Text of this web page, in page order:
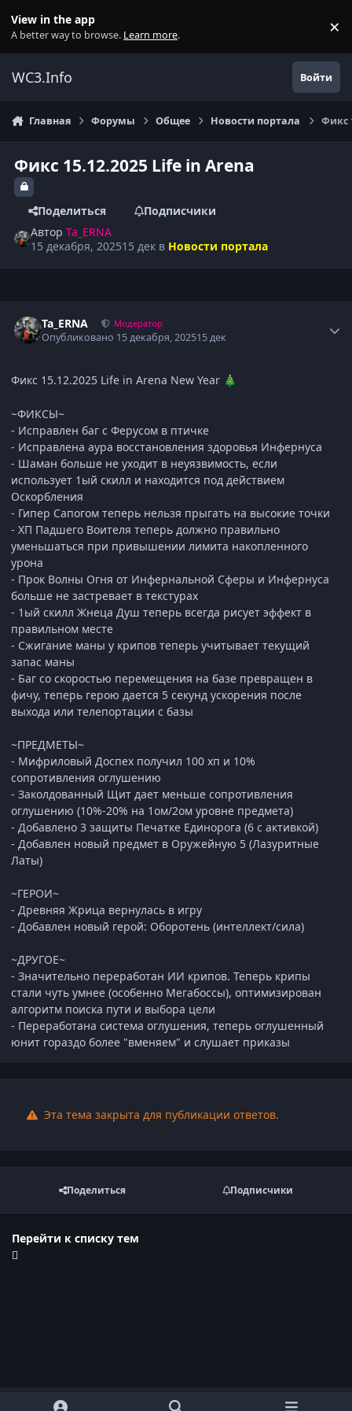
View in the app
A better way to browse. Learn more. ×
WC3.Info Войти
Главная Форумы Общее Новости портала Фикс
Фикс 15.12.2025 Life in Arena
Поделиться
Подписчики
АвторTa_ERNA
15 декабря, 202515 дек в Новости портала
Ta_ERNA Модератор
Опубликовано 15 декабря, 202515 дек
Фикс 15.12.2025 Life in Arena New Year 🎄
~ФИКСЫ~
- Исправлен баг с Ферусом в птичке
- Исправлена аура восстановления здоровья Инфернуса
- Шаман больше не уходит в неуязвимость, если
использует 1ый скилл и находится под действием
Оскорбления
- Гипер Сапогом теперь нельзя прыгать на высокие точки
- ХП Падшего Воителя теперь должно правильно
уменьшаться при привышении лимита накопленного
урона
- Прок Волны Огня от Инфернальной Сферы и Инфернуса
больше не застревает в текстурах
- 1ый скилл Жнеца Душ теперь всегда рисует эффект в
правильном месте
- Сжигание маны у крипов теперь учитывает текущий
запас маны
- Баг со скоростью перемещения на базе превращен в
фичу, теперь герою дается 5 секунд ускорения после
выхода или телепортации с базы
~ПРЕДМЕТЫ~
- Мифриловый Доспех получил 100 хп и 10%
сопротивления оглушению
- Заколдованный Щит дает меньше сопротивления
оглушению (10%-20% на 1ом/2ом уровне предмета)
- Добавлено 3 защиты Печатке Единорога (6 с активкой)
- Добавлен новый предмет в Оружейную 5 (Лазуритные
Латы)
~ГЕРОИ~
- Древняя Жрица вернулась в игру
- Добавлен новый герой: Оборотень (интеллект/сила)
~ДРУГОЕ~
- Значительно переработан ИИ крипов. Теперь крипы
стали чуть умнее (особенно Мегабоссы), оптимизирован
алгоритм поиска пути и выбора цели
- Переработана система оглушения, теперь оглушенный
юнит гораздо более "вменяем" и слушает приказы
Эта тема закрыта для публикации ответов.
Поделиться Подписчики
Перейти к списку тем